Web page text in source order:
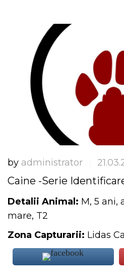
by administrator
Caine -Serie
Detalii Animal: M, 5 ani,
mare, T2
Zona Capturarii: Lidas